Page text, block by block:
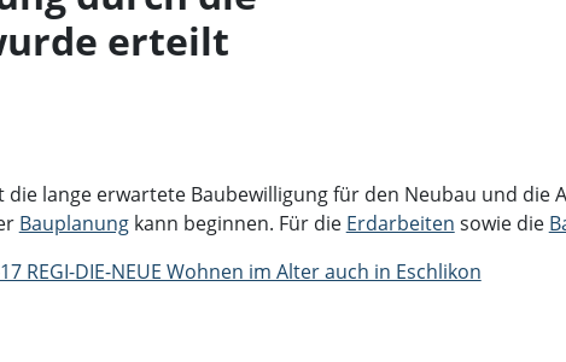
erteilt
die lange erwartete Baubewilligung für den Neubau und die
Bauplanungkann beginnen. Für die Erdarbeiten sowie die
REGI-DIE-NEUE Wohnen im Alter auch in Eschlikon